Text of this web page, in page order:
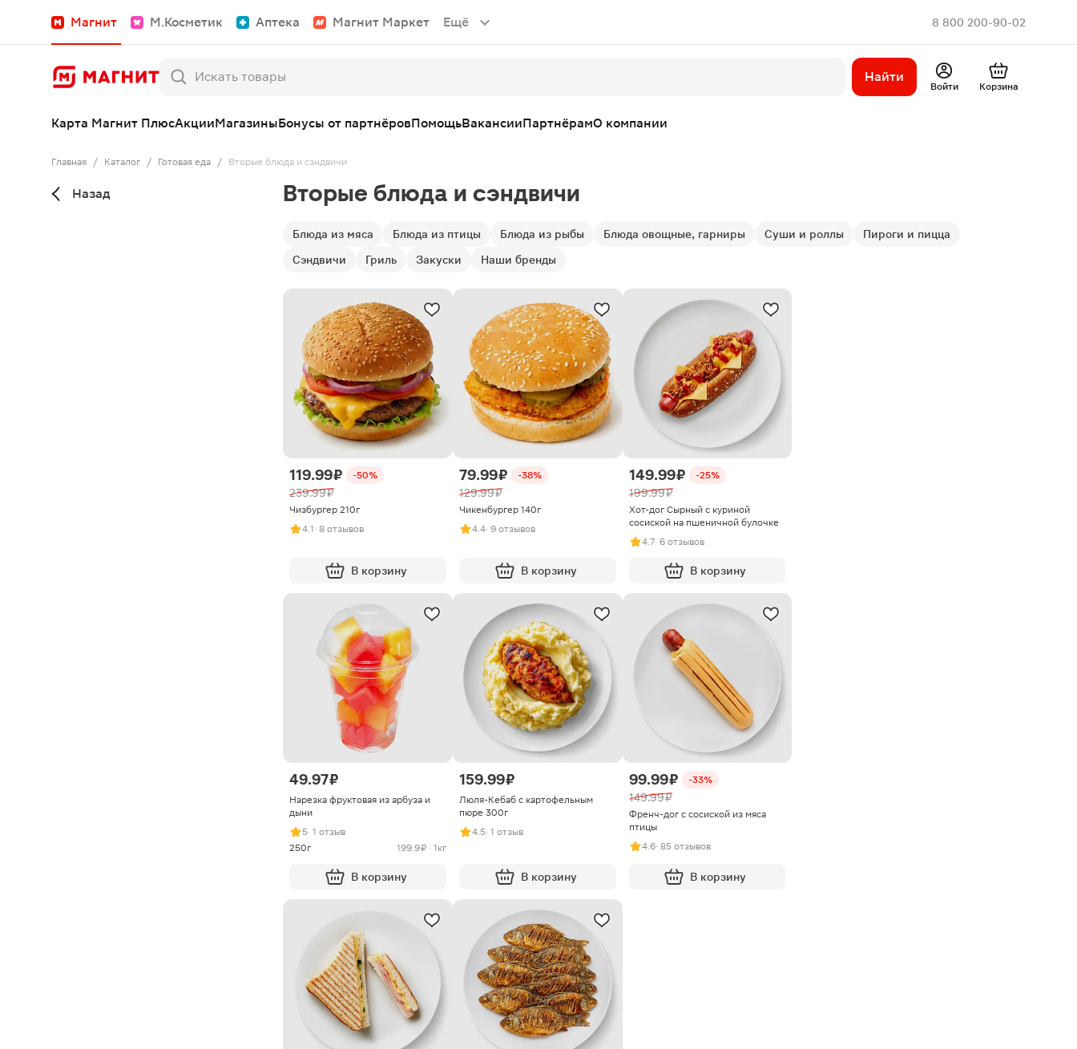
Магнит М.Косметик Аптека Магнит Маркет Ещё 8 800 200-90-02
Найти
Войти Корзина
Карта Магнит ПлюсАкцииМагазиныБонусы от партнёровПомощьВакансииПартнёрамО компании
Главная / Каталог / Готовая еда / Вторые блюда и сэндвичи
Назад Вторые блюда и сэндвичи
Блюда из мяса Блюда из птицы Блюда из рыбы Блюда овощные, гарниры Суши и роллы
Пироги и пицца
Сэндвичи
Гриль Закуски Наши бренды
119.99 ₽ -50%
239.99 ₽
Чизбургер 210г
4.1· 8 отзывов
В корзину
79.99 ₽ -38%
129.99 ₽
Чикенбургер 140г
4.4· 9 отзывов
В корзину
149.99 ₽ -25%
199.99 ₽
Хот-дог Сырный с куриной
сосиской на пшеничной булочке
4.7· 6 отзывов
В корзину
49.97 ₽
Нарезка фруктовая из арбуза и
дыни
5· 1 отзыв
250г
199.9 ₽ · 1кг
В корзину
159.99 ₽
Люля-Кебаб с картофельным
пюре 300г
4.5· 1 отзыв
В корзину
99.99 ₽ -33%
149.99 ₽
Френч-дог с сосиской из мяса
птицы
4.6· 85 отзывов
В корзину